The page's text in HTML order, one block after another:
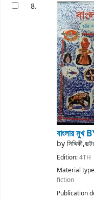
8.
বাংলার মুখ
by
Edition:4TH
Material
fiction
Publication